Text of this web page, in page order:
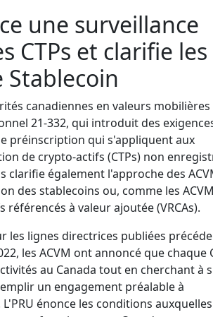
une surveillance
CTPs et clarifie les
Stablecoin
canadiennes en valeurs mobilières
21-332, qui introduit des
préinscription qui s'appliquent aux
de crypto-actifs (CTPs) non
clarifie également l'approche des
des stablecoins ou, comme les
à valeur ajoutée (VRCAs).
les lignes directrices publiées
les ACVM ont annoncé que chaque
au Canada tout en cherchant à
un engagement préalable à
énonce les conditions